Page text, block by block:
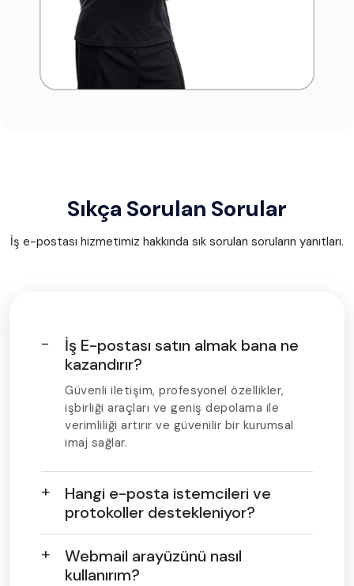
Sıkça Sorulan Sorular
İş e-postası hizmetimiz hakkında sık sorulan soruların yanıtları.
İş E-postası satın almak bana ne
kazandırır?
Güvenli iletişim, profesyonel özellikler,
işbirliği araçları ve geniş depolama ile
verimliliği artırır ve güvenilir bir kurumsal
imaj sağlar.
Hangi e-posta istemcileri ve
protokoller destekleniyor?
Webmail arayüzünü nasıl
kullanırım?